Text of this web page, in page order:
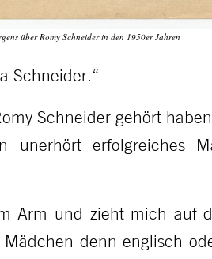
über Romy Schneider in den 1950er Jahren
Schneider.“
Schneider gehört
unerhört erfolgreiches
Arm und zieht mich auf
denn englisch